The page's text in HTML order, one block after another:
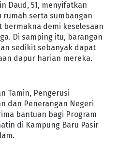
Daud, 51, menyifatkan
serta sumbangan
demi keselesaan
Di samping itu, barangan
sedikit sebanyak dapat
dapur harian mereka.
Tamin, Pengerusi
dan Penerangan Negeri
bantuan bagi Program
di Kampung Baru Pasir